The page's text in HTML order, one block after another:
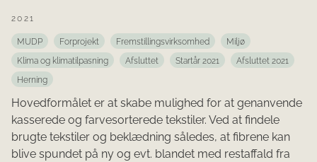
2021
MUDP Forprojekt Fremstillingsvirksomhed
Miljø
Klima og klimatilpasning
Afsluttet Startår 2021
Afsluttet 2021
Herning
Hovedformålet er at skabe mulighed for at genanvende
kasserede og farvesorterede tekstiler. Ved at findele
brugte tekstiler og beklædning således, at fibrene kan
blive spundet på ny og evt. blandet med restaffald fra